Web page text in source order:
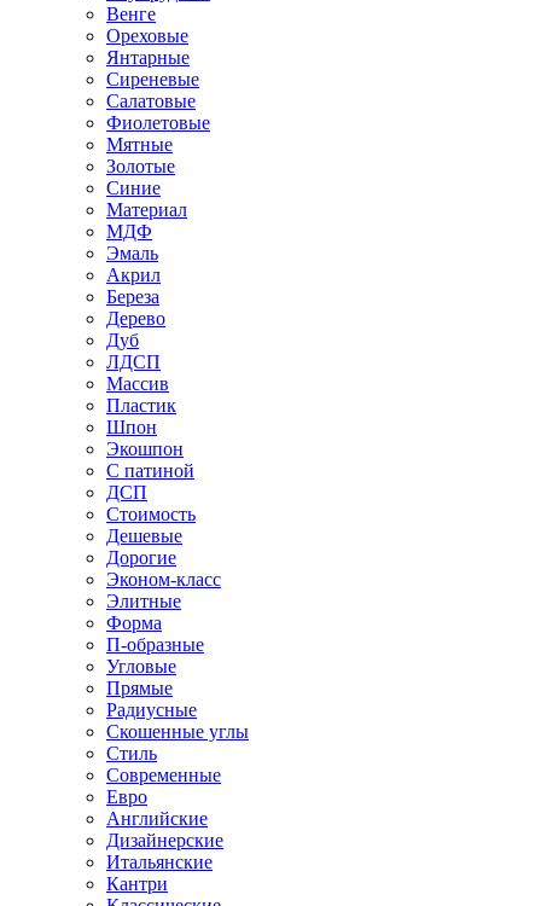
Венге
Ореховые
Янтарные
Сиреневые
Салатовые
Фиолетовые
Мятные
Золотые
Синие
Материал
МДФ
Эмаль
Акрил
Береза
Дерево
Дуб
ЛДСП
Массив
Пластик
Шпон
Экошпон
С патиной
ДСП
Стоимость
Дешевые
Дорогие
Эконом-класс
Элитные
Форма
П-образные
Угловые
Прямые
Радиусные
Скошенные углы
Стиль
Современные
Евро
Английские
Дизайнерские
Итальянские
Кантри